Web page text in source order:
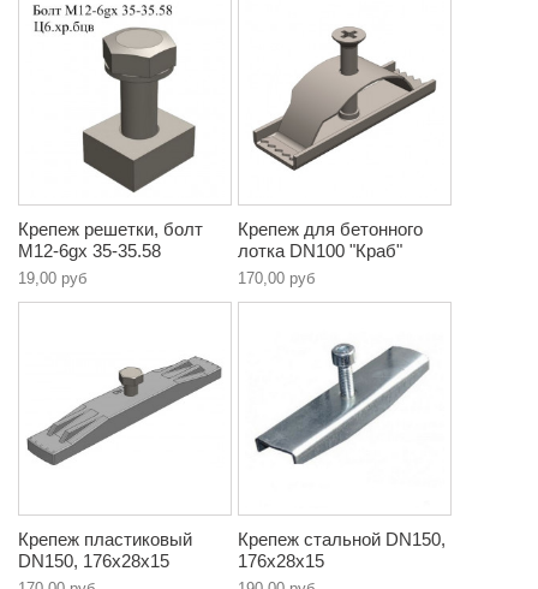
Крепеж решетки, болт
М12-6gx 35-35.58
19,00 руб
Крепеж для бетонного
лотка DN100 "Краб"
170,00 руб
Крепеж пластиковый
DN150, 176х28х15
Крепеж стальной DN150,
176х28х15